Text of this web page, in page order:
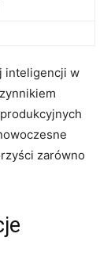
inteligencji w
zarówno